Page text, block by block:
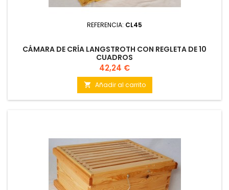
REFERENCIA: CL45
CÁMARA DE CRÍA LANGSTROTH CON REGLETA DE 10
CUADROS
Precio
42,24 €
 Añadir al carrito